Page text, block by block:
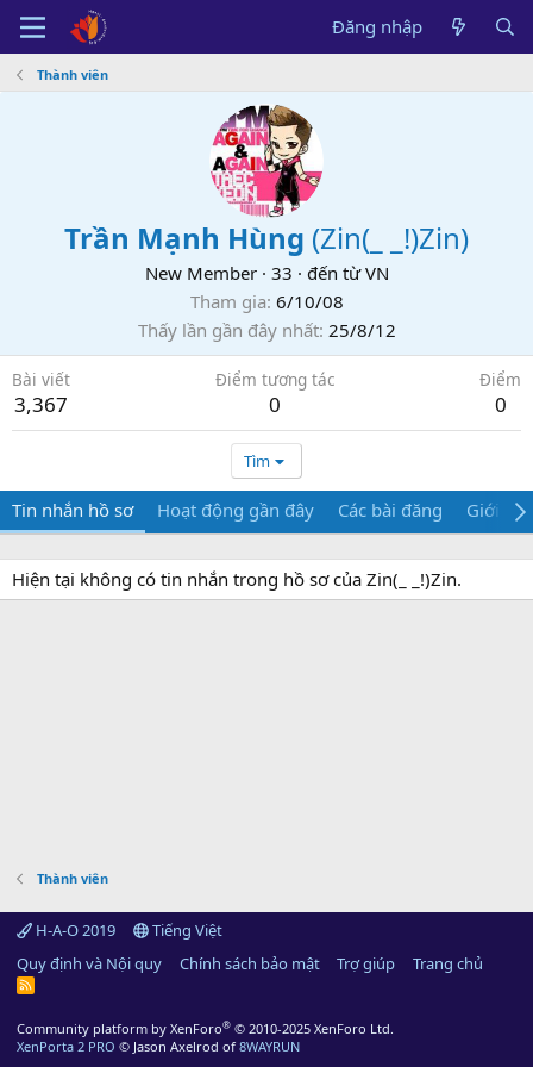
Đăng nhập
Thành viên
Trần Mạnh Hùng (Zin(_ _!)Zin)
New Member · 33 · đến từ VN
Tham gia 6/10/08
Thấy lần gần đây nhất 25/8/12
Bài viết
3,367
Điểm tương tác
0
Điểm
0
Tìm
Tin nhắn hồ sơ Hoạt động gần đây Các bài đăng Giới
Hiện tại không có tin nhắn trong hồ sơ của Zin(_ _!)Zin.
Thành viên
H-A-O 2019
Tiếng Việt
Quy định và Nội quy
Chính sách bảo mật Trợ giúp Trang chủ
R
Community platform by XenForo® © 2010-2025 XenForo Ltd.
XenPorta 2 PRO © Jason Axelrod of 8WAYRUN